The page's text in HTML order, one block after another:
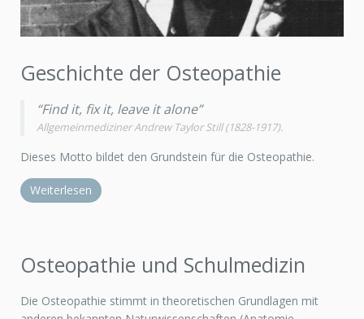
Geschichte der Osteopathie
“Find it, fix it, leave it alone”
Allgemeinmediziner Andrew Taylor Still (1828-1917).
Dieses Motto bildet den Grundstein für die Osteopathie.
Weiterlesen
Osteopathie und Schulmedizin
Die Osteopathie stimmt in theoretischen Grundlagen mit